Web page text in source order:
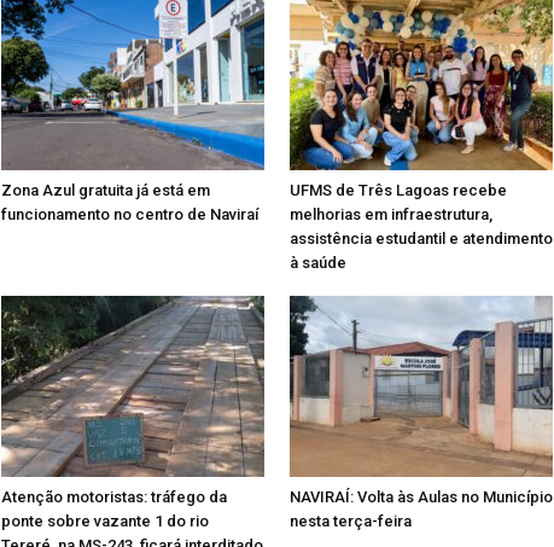
Zona Azul gratuita já está em
funcionamento no centro de Naviraí
UFMS de Três Lagoas recebe
melhorias em infraestrutura,
assistência estudantil e atendimento
à saúde
Atenção motoristas: tráfego da
ponte sobre vazante 1 do rio
NAVIRAÍ: Volta às Aulas no Município
nesta terça-feira